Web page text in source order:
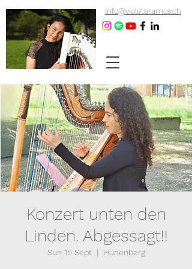
info@violetaramos.ch
Konzert unten den
Linden. Abgessagt!!
Sun 15 Sept
  |
Hünenberg